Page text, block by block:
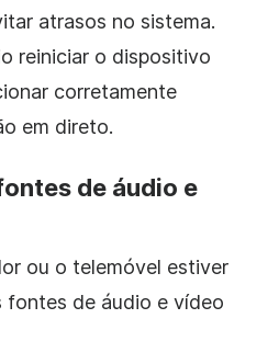
atrasos no sistema.
reiniciar o dispositivo
corretamente
em direto.
de áudio e
ou o telemóvel estiver
fontes de áudio e vídeo